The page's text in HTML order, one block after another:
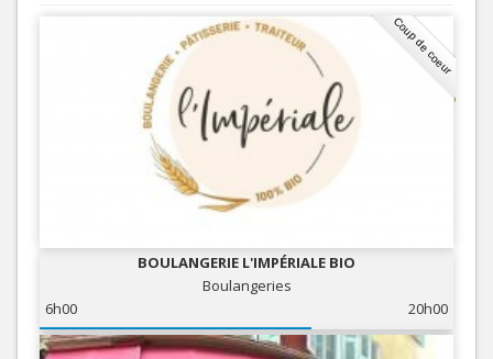
Coup de coeur
BOULANGERIE L'IMPÉRIALE BIO
Boulangeries
6h00
20h00